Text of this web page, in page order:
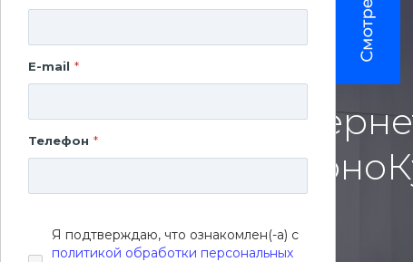
E-mail *
Телефон *
Я подтверждаю, что ознакомлен(-а) с
политикой обработки персональных
Другие решения
Создание
магазина
Смотреть сайт